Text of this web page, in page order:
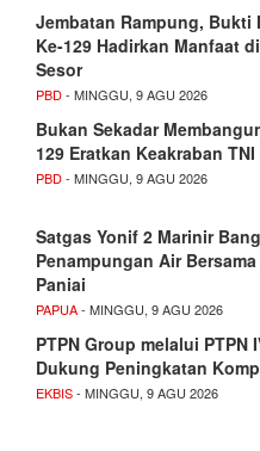
Jembatan Rampung, Bukti
Ke-129 Hadirkan Manfaat
Sesor
PBD- MINGGU, 9 AGU 2026
Bukan Sekadar
129 Eratkan Keakraban
PBD- MINGGU, 9 AGU 2026
Satgas Yonif 2 Marinir
Penampungan Air
Paniai
PAPUA- MINGGU, 9 AGU 2026
PTPN Group melalui PTPN
Dukung Peningkatan
EKBIS- MINGGU, 9 AGU 2026